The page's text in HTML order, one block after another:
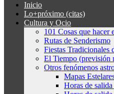
Inicio
Lo+próximo (citas)
Cultura y Ocio
101 Cosas que hacer
Rutas de Senderismo
Fiestas Tradicionales
El Tiempo (previsión
Otros fenómenos
Mapas
Horas de